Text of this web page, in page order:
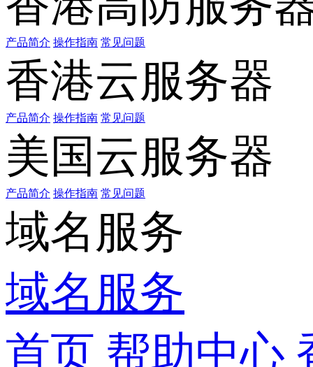
产品简介 操作指南 常见问题
香港云服务器
产品简介 操作指南 常见问题
美国云服务器
产品简介 操作指南 常见问题
域名服务
域名服务
首页 帮助中心